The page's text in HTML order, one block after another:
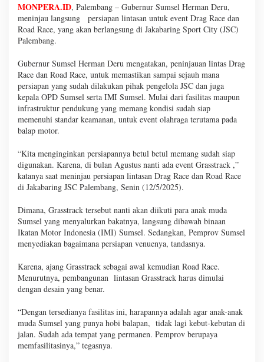
MONPERA.ID, Palembang – Gubernur Sumsel Herman Deru,
meninjau langsung persiapan lintasan untuk event Drag Race dan
Road Race, yang akan berlangsung di Jakabaring Sport City (JSC)
Palembang.
Gubernur Sumsel Herman Deru mengatakan, peninjauan lintas Drag
Race dan Road Race, untuk memastikan sampai sejauh mana
persiapan yang sudah dilakukan pihak pengelola JSC dan juga
kepala OPD Sumsel serta IMI Sumsel. Mulai dari fasilitas maupun
infrastruktur pendukung yang memang kondisi sudah siap
memenuhi standar keamanan, untuk event olahraga terutama pada
balap motor.
“Kita menginginkan persiapannya betul betul memang sudah siap
digunakan. Karena, di bulan Agustus nanti ada event Grasstrack ,”
katanya saat meninjau persiapan lintasan Drag Race dan Road Race
di Jakabaring JSC Palembang, Senin (12/5/2025).
Dimana, Grasstrack tersebut nanti akan diikuti para anak muda
Sumsel yang menyalurkan bakatnya, langsung dibawah binaan
Ikatan Motor Indonesia (IMI) Sumsel. Sedangkan, Pemprov Sumsel
menyediakan bagaimana persiapan venuenya, tandasnya.
Karena, ajang Grasstrack sebagai awal kemudian Road Race.
Menurutnya, pembangunan lintasan Grasstrack harus dimulai
dengan desain yang benar.
“Dengan tersedianya fasilitas ini, harapannya adalah agar anak-anak
muda Sumsel yang punya hobi balapan, tidak lagi kebut-kebutan di
jalan. Sudah ada tempat yang permanen. Pemprov berupaya
memfasilitasinya,” tegasnya.